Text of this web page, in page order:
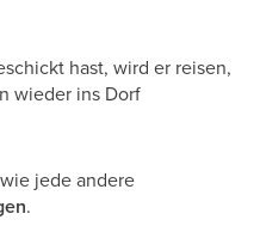
hast, wird er reisen,
wieder ins Dorf
wie jede andere
.